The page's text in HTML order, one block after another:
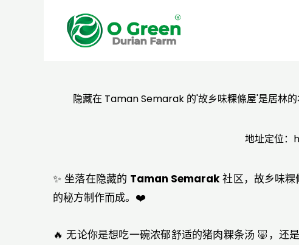
隐藏在 Taman Semarak 的'故乡味粿條屋'是居林的
地址定位：
✨ 坐落在隐藏的 Taman Semarak社区，故乡味粿
的秘方制作而成。❤️
🔥 无论你是想吃一碗浓郁舒适的猪肉粿条汤 🐷，还